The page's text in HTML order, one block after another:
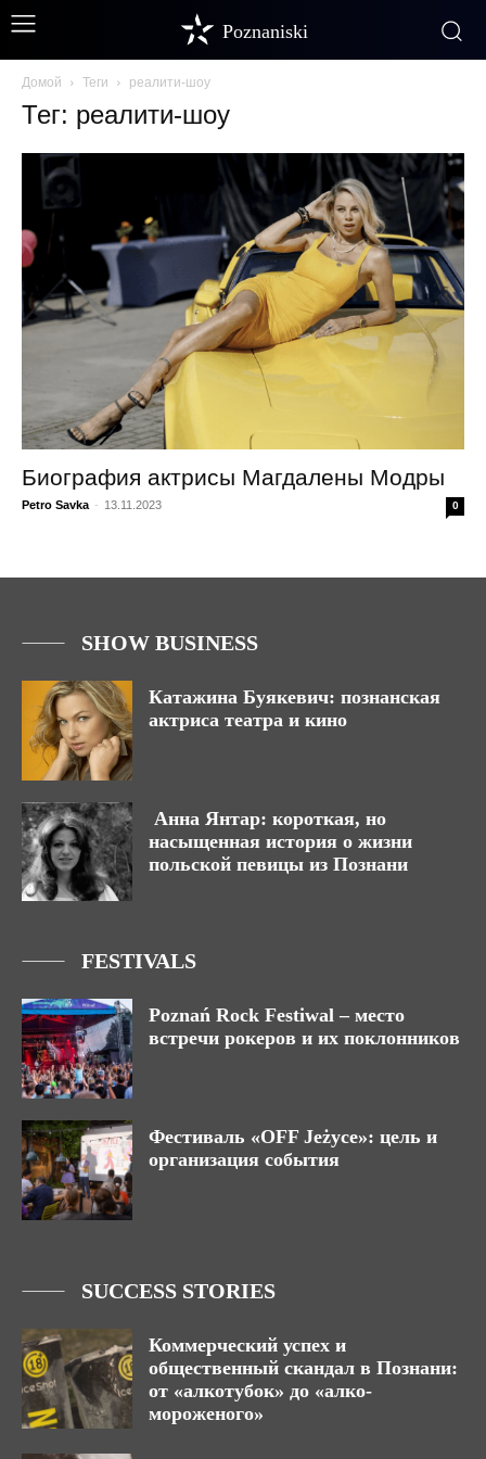
Poznaniski
Домой Теги реалити-шоу
Тег: реалити-шоу
Биография актрисы Магдалены Модры
Petro Savka - 13.11.2023 0
SHOW BUSINESS
Катажина Буякевич: познанская
актриса театра и кино
Анна Янтар: короткая, но
насыщенная история о жизни
польской певицы из Познани
FESTIVALS
Poznań Rock Festiwal – место
встречи рокеров и их поклонников
Фестиваль «OFF Jeżyce»: цель и
организация события
SUCCESS STORIES
Коммерческий успех и
общественный скандал в Познани:
от «алкотубок» до «алко-
мороженого»